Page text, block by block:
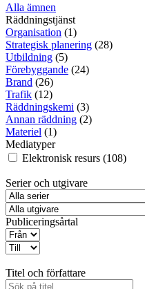
Alla ämnen
Räddningstjänst
Organisation (1)
Strategisk planering (28)
Utbildning (5)
Förebyggande (24)
Brand (26)
Trafik (12)
Räddningskemi (3)
Annan räddning (2)
Materiel (1)
Mediatyper
Elektronisk resurs (108)
Serier och utgivare
Publiceringsårtal
Titel och författare